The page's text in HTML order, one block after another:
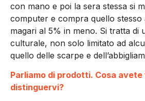
con mano e poi la sera stessa si
computer e compra quello stesso
magari al 5% in meno. Si tratta di
culturale, non solo limitato ad
quello delle scarpe e
Parliamo di prodotti. Cosa
distinguervi?